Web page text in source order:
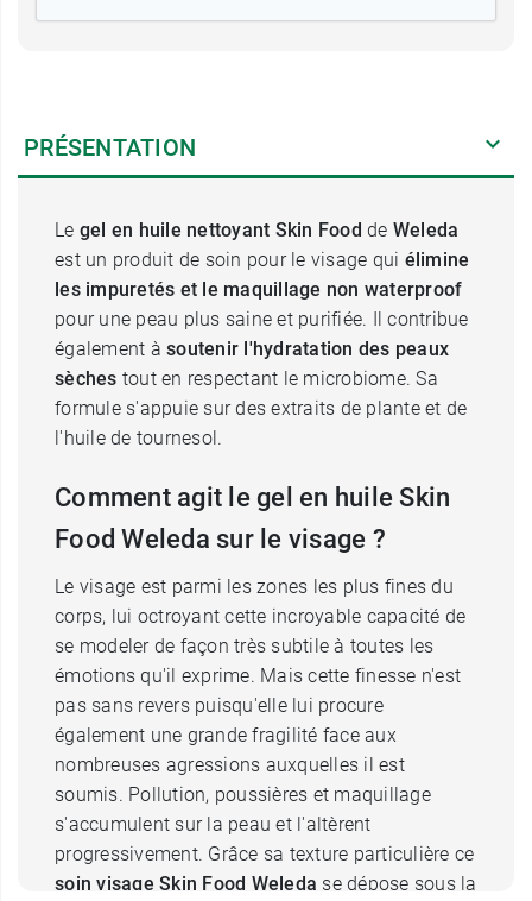
PRÉSENTATION
Le gel en huile nettoyant Skin Food de Weleda
est un produit de soin pour le visage qui élimine
les impuretés et le maquillage non waterproof
pour une peau plus saine et purifiée. Il contribue
également à soutenir l'hydratation des peaux
sèches tout en respectant le microbiome. Sa
formule s'appuie sur des extraits de plante et de
l'huile de tournesol.
Comment agit le gel en huile Skin
Food Weleda sur le visage ?
Le visage est parmi les zones les plus fines du
corps, lui octroyant cette incroyable capacité de
se modeler de façon très subtile à toutes les
émotions qu'il exprime. Mais cette finesse n'est
pas sans revers puisqu'elle lui procure
également une grande fragilité face aux
nombreuses agressions auxquelles il est
soumis. Pollution, poussières et maquillage
s'accumulent sur la peau et l'altèrent
progressivement. Grâce sa texture particulière ce
soin visage Skin Food Weleda se dépose sous la